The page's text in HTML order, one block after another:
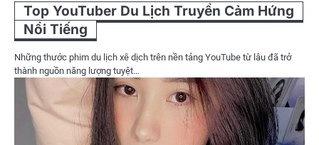
Top YouTuber Du Lịch Truyền Cảm Hứng
Nổi Tiếng
Những thước phim du lịch xê dịch trên nền tảng YouTube từ lâu đã trở
thành nguồn năng lượng tuyệt…